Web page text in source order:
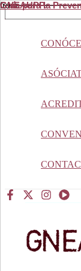
Ir
al
Buscar
…
Guía para la
from
GNEAUPP.